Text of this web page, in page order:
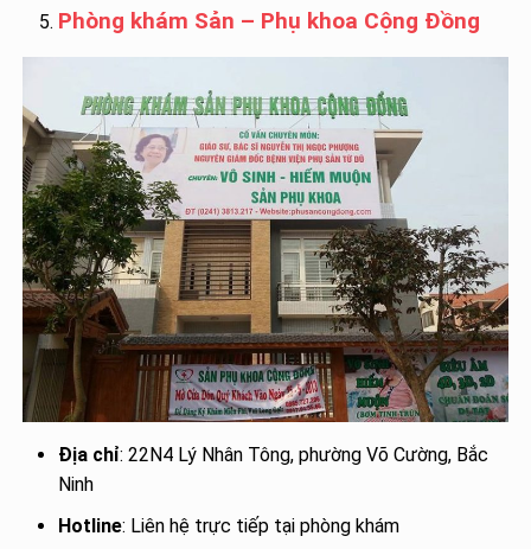
Phòng khám Sản – Phụ khoa Cộng Đồng
Địa chỉ: 22N4 Lý Nhân Tông, phường Võ Cường, Bắc
Ninh
Hotline: Liên hệ trực tiếp tại phòng khám